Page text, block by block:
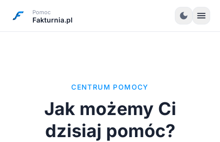
Pomoc
Fakturnia.pl dark_mode menu
CENTRUM POMOCY
Jak możemy Ci
dzisiaj pomóc?